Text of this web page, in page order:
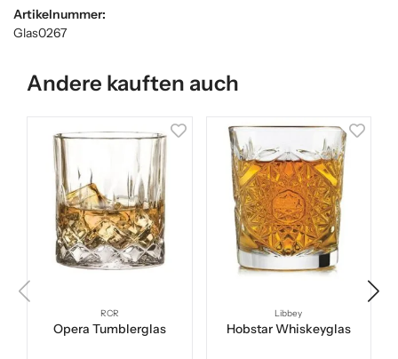
Artikelnummer:
Glas0267
Andere kauften auch
RCR
Opera Tumblerglas
Libbey
Hobstar Whiskeyglas